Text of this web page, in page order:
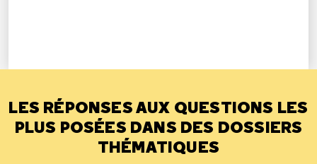
LES RÉPONSES AUX QUESTIONS LES
PLUS POSÉES DANS DES DOSSIERS
THÉMATIQUES